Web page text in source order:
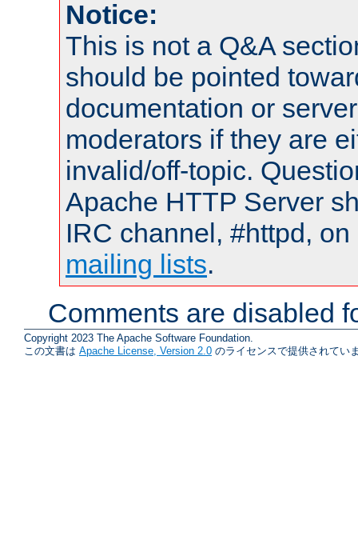
Notice:
This is not a Q&A
should be pointed
documentation or
moderators if they are
invalid/off-topic.
Apache HTTP Server
IRC channel, #httpd,
mailing lists.
Comments are disabled
Copyright 2023 The Apache Software Foundation.
この文書は Apache License, Version 2.0 のライセンスで提供されてい